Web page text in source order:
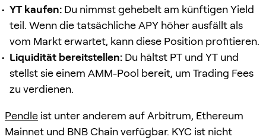
YT kaufen: Du nimmst gehebelt am künftigen Yield
teil. Wenn die tatsächliche APY höher ausfällt als
vom Markt erwartet, kann diese Position profitieren.
Liquidität bereitstellen: Du hältst PT und YT und
stellst sie einem AMM-Pool bereit, um Trading Fees
zu verdienen.
Pendle ist unter anderem auf Arbitrum, Ethereum
Mainnet und BNB Chain verfügbar. KYC ist nicht